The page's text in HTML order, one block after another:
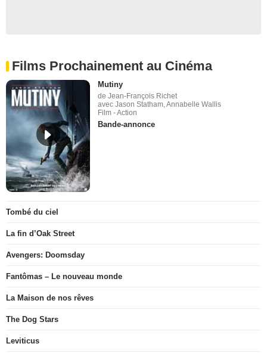
Films Prochainement au Cinéma
Mutiny
de Jean-François Richet
avec Jason Statham, Annabelle Wallis
Film - Action
Bande-annonce
Tombé du ciel
La fin d’Oak Street
Avengers: Doomsday
Fantômas – Le nouveau monde
La Maison de nos rêves
The Dog Stars
Leviticus